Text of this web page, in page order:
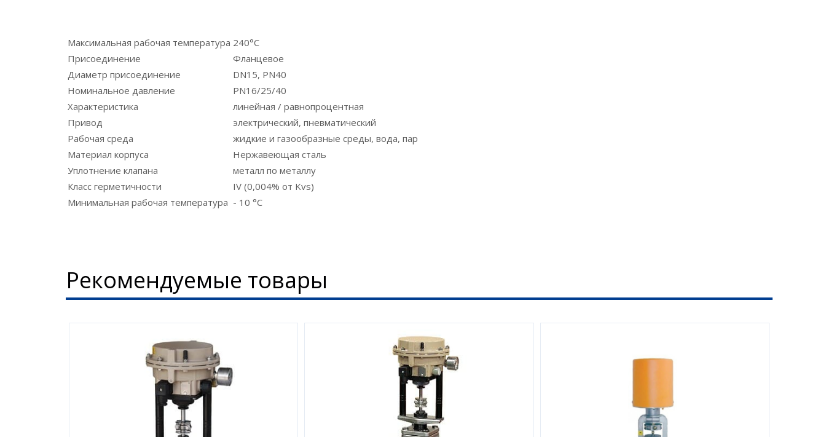
Максимальная рабочая температура 240°С
Присоединение
Фланцевое
Диаметр присоединение
DN15, PN40
Номинальное давление
PN16/25/40
Характеристика
линейная / равнопроцентная
Привод
электрический, пневматический
Рабочая среда
жидкие и газообразные среды, вода, пар
Материал корпуса
Нержавеющая сталь
Уплотнение клапана
металл по металлу
Класс герметичности
IV (0,004% от Kvs)
Минимальная рабочая температура - 10 °C
Рекомендуемые товары